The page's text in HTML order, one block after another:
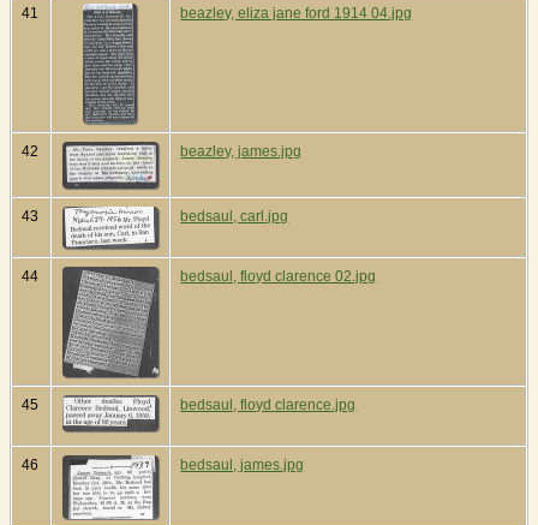
41 beazley, eliza jane ford 1914 04.jpg
42 beazley, james.jpg
43 bedsaul, carl.jpg
44 bedsaul, floyd clarence 02.jpg
45 bedsaul, floyd clarence.jpg
46 bedsaul, james.jpg